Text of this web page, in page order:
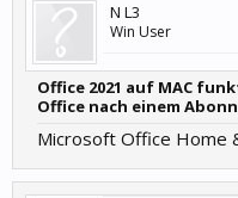
N L3
Win User
Office 2021 auf MAC
Office nach einem
Microsoft Office Home